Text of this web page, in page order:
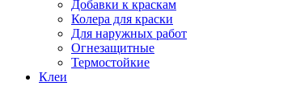
Добавки к краскам
Колера для краски
Для наружных работ
Огнезащитные
Термостойкие
Клеи